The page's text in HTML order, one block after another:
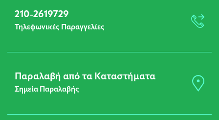
210-2619729
Τηλεφωνικές Παραγγελίες
Παραλαβή από τα Καταστήματα
Σημεία Παραλαβής